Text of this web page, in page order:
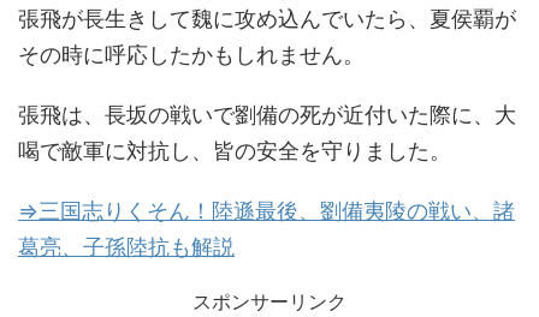
張飛が長生きして魏に攻め込んでいたら、夏侯覇が
その時に呼応したかもしれません。
張飛は、長坂の戦いで劉備の死が近付いた際に、大
喝で敵軍に対抗し、皆の安全を守りました。
⇒三国志りくそん！陸遜最後、劉備夷陵の戦い、諸
葛亮、子孫陸抗も解説
スポンサーリンク